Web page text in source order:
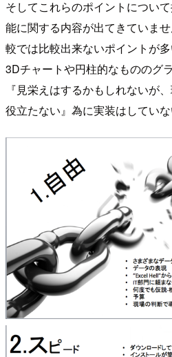
そしてこれらのポイントについ
能に関する内容が出てきていま
較では比較出来ないポイントが多
3Dチャートや円柱的なもののグ
『見栄えはするかもしれないが
役立たない』為に実装はしていな